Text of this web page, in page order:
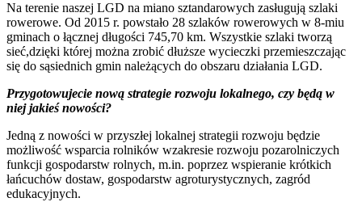
Na terenie naszej LGD na miano sztandarowych zasługują szlaki
rowerowe. Od 2015 r. powstało 28 szlaków rowerowych w 8-miu
gminach o łącznej długości 745,70 km. Wszystkie szlaki tworzą
sieć,dzięki której można zrobić dłuższe wycieczki przemieszczając
się do sąsiednich gmin należących do obszaru działania LGD.
Przygotowujecie nową strategie rozwoju lokalnego, czy będą w
niej jakieś nowości?
Jedną z nowości w przyszłej lokalnej strategii rozwoju będzie
możliwość wsparcia rolników wzakresie rozwoju pozarolniczych
funkcji gospodarstw rolnych, m.in. poprzez wspieranie krótkich
łańcuchów dostaw, gospodarstw agroturystycznych, zagród
edukacyjnych.